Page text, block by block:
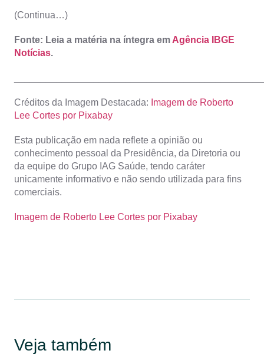
(Continua…)
Fonte: Leia a matéria na íntegra em Agência IBGE
Notícias.
Créditos da Imagem Destacada: Imagem de Roberto
Lee Cortes por Pixabay
Esta publicação em nada reflete a opinião ou
conhecimento pessoal da Presidência, da Diretoria ou
da equipe do Grupo IAG Saúde, tendo caráter
unicamente informativo e não sendo utilizada para fins
comerciais.
Imagem de Roberto Lee Cortes por Pixabay
Veja também